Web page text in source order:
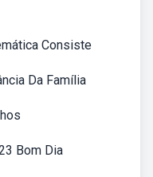
Consiste
Da Família
Bom Dia